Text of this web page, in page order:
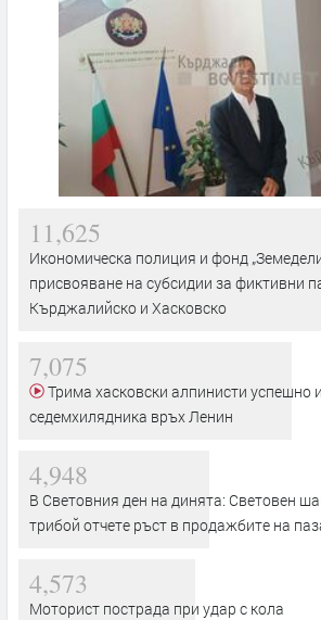
11,625
Икономическа полиция и фонд
присвояване на субсидии за фиктивни
Кърджалийско и Хасковско
7,075
седемхилядника връх Ленин
4,948
В Световния ден на динята: Световен
трибой отчете ръст в продажбите на
4,573
Моторист пострада при удар с кола